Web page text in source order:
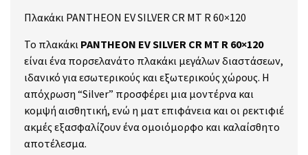
Πλακάκι PANTHEON EV SILVER CR MT R 60×120
Το πλακάκι PANTHEON EV SILVER CR MT R 60×120
είναι ένα πορσελανάτο πλακάκι μεγάλων διαστάσεων,
ιδανικό για εσωτερικούς και εξωτερικούς χώρους. Η
απόχρωση “Silver” προσφέρει μια μοντέρνα και
κομψή αισθητική, ενώ η ματ επιφάνεια και οι ρεκτιφιέ
ακμές εξασφαλίζουν ένα ομοιόμορφο και καλαίσθητο
αποτέλεσμα.